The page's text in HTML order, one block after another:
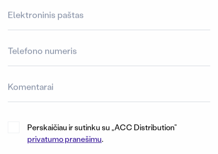
Perskaičiau ir sutinku su „ACC Distribution”
privatumo pranešimu.